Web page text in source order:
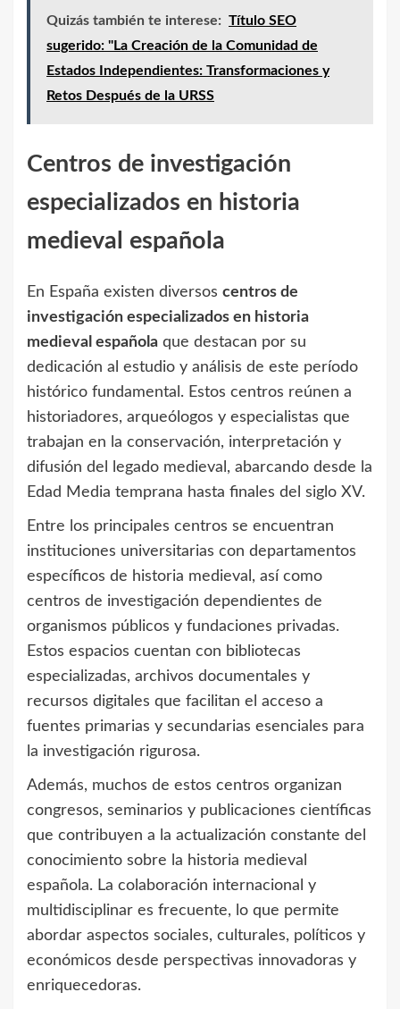
Quizás también te interese: Título SEO
sugerido: "La Creación de la Comunidad de
Estados Independientes: Transformaciones y
Retos Después de la URSS
Centros de investigación
especializados en historia
medieval española
En España existen diversos centros de
investigación especializados en historia
medieval española que destacan por su
dedicación al estudio y análisis de este período
histórico fundamental. Estos centros reúnen a
historiadores, arqueólogos y especialistas que
trabajan en la conservación, interpretación y
difusión del legado medieval, abarcando desde la
Edad Media temprana hasta finales del siglo XV.
Entre los principales centros se encuentran
instituciones universitarias con departamentos
específicos de historia medieval, así como
centros de investigación dependientes de
organismos públicos y fundaciones privadas.
Estos espacios cuentan con bibliotecas
especializadas, archivos documentales y
recursos digitales que facilitan el acceso a
fuentes primarias y secundarias esenciales para
la investigación rigurosa.
Además, muchos de estos centros organizan
congresos, seminarios y publicaciones científicas
que contribuyen a la actualización constante del
conocimiento sobre la historia medieval
española. La colaboración internacional y
multidisciplinar es frecuente, lo que permite
abordar aspectos sociales, culturales, políticos y
económicos desde perspectivas innovadoras y
enriquecedoras.